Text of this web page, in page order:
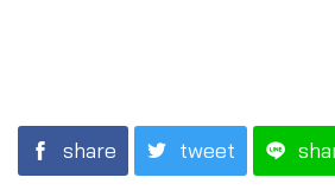
share tweet